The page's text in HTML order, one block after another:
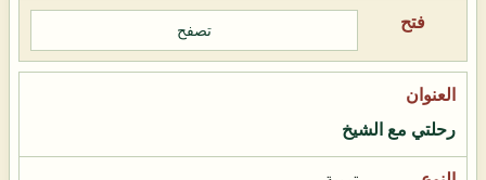
تصفح
رحلتي مع الشيخ